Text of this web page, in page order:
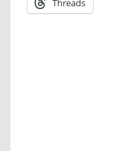
Threads